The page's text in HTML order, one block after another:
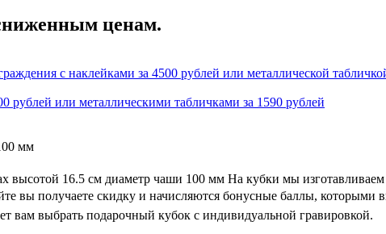
ценам.
с наклейками за 4500 рублей или металлической
рублей или металлическими табличками за 1590 рублей
мм
высотой 16.5 см диаметр чаши 100 мм На кубки мы
вы получаете скидку и начисляются бонусные баллы,
вам выбрать подарочный кубок с индивидуальной гравировкой.